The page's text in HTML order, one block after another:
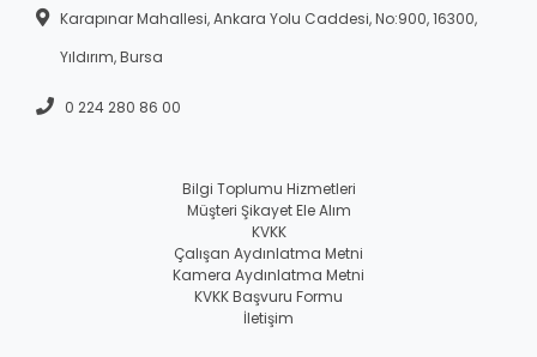
Karapınar Mahallesi, Ankara Yolu Caddesi, No:900, 16300,
Yıldırım, Bursa
0 224 280 86 00
Bilgi Toplumu Hizmetleri
Müşteri Şikayet Ele Alım
KVKK
Çalışan Aydınlatma Metni
Kamera Aydınlatma Metni
KVKK Başvuru Formu
İletişim